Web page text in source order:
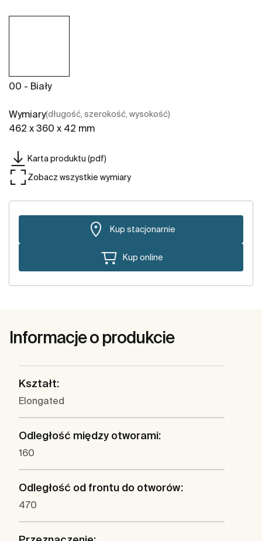
00 - Biały
Wymiary(długość, szerokość, wysokość)
462 x 360 x 42 mm
Karta produktu (pdf)
Zobacz wszystkie wymiary
Kup stacjonarnie
Kup online
Informacje o produkcie
Kształt:
Elongated
Odległość między otworami:
160
Odległość od frontu do otworów:
470